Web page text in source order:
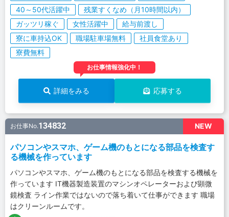
40～50代活躍中
残業すくなめ（月10時間以内）
ガッツリ稼ぐ
女性活躍中
給与前渡し
寮に車持込OK
職場駐車場無料
社員食堂あり
寮費無料
お仕事情報強化中！
詳細をみる 応募する
NEW
お仕事No.134832
パソコンやスマホ、ゲーム機のもとになる部品を検査す
る機械を作っています
パソコンやスマホ、ゲーム機のもとになる部品を検査する機械を
作っています IT機器製造装置のマシンオペレーターおよび顕微
鏡検査 ライン作業ではないので落ち着いて仕事ができます 職場
はクリーンルームです。